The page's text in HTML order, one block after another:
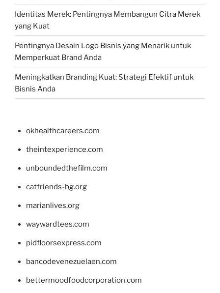
Identitas Merek: Pentingnya Membangun Citra Merek
yang Kuat
Pentingnya Desain Logo Bisnis yang Menarik untuk
Memperkuat Brand Anda
Meningkatkan Branding Kuat: Strategi Efektif untuk
Bisnis Anda
okhealthcareers.com
theintexperience.com
unboundedthefilm.com
catfriends-bg.org
marianlives.org
waywardtees.com
pidfloorsexpress.com
bancodevenezuelaen.com
bettermoodfoodcorporation.com